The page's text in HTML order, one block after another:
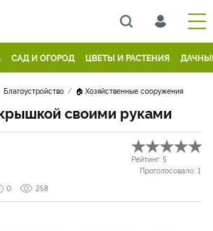
САД И ОГОРОД ЦВЕТЫ И РАСТЕНИЯ
Благоустройство 🏠 Хозяйственные сооружения
своими руками
Рейтинг: 5
Проголосовало: 1
0 258